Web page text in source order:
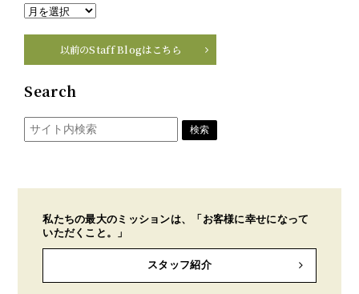
以前のStaff Blogはこちら
Search
私たちの最大のミッションは、「お客様に幸せになって
いただくこと。」
スタッフ紹介